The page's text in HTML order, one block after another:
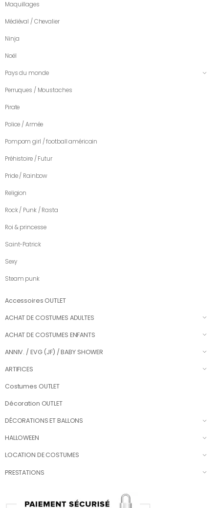
Maquillages
Médiéval / Chevalier
Ninja
Noël
Pays du monde
Perruques / Moustaches
Pirate
Police / Armée
Pompom girl / football américain
Préhistoire / Futur
Pride / Rainbow
Religion
Rock / Punk / Rasta
Roi & princesse
Saint-Patrick
Sexy
Steam punk
Accessoires OUTLET
ACHAT DE COSTUMES ADULTES
ACHAT DE COSTUMES ENFANTS
ANNIV. / EVG (JF) / BABY SHOWER
ARTIFICES
Costumes OUTLET
Décoration OUTLET
DÉCORATIONS ET BALLONS
HALLOWEEN
LOCATION DE COSTUMES
PRESTATIONS